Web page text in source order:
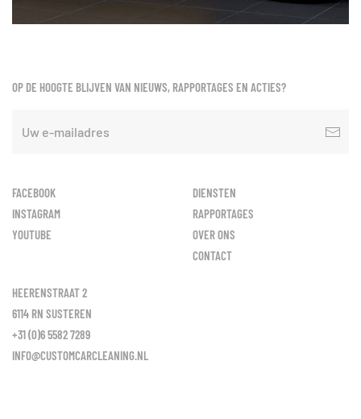
OP DE HOOGTE BLIJVEN VAN NIEUWS, RAPPORTAGES EN ACTIES?
FACEBOOK
INSTAGRAM
YOUTUBE
DIENSTEN
RAPPORTAGES
OVER ONS
CONTACT
HEERENSTRAAT 2
6114 RN SUSTEREN
+31 (0)6 5582 7289
INFO@CUSTOMCARCLEANING.NL